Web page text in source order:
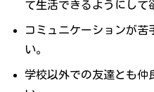
て生活できるようにして
コミュニケーションが苦
い。
学校以外での友達とも仲